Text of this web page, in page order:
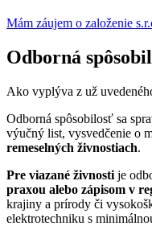
Mám záujem o založenie
Odborná
Ako vyplýva z už
Odborná spôsobilosť sa
výučný list, vysvedčenie o
remeselných živnostiach.
Pre viazané živnosti je
praxou alebo zápisom v
krajiny a prírody či
elektrotechniku s